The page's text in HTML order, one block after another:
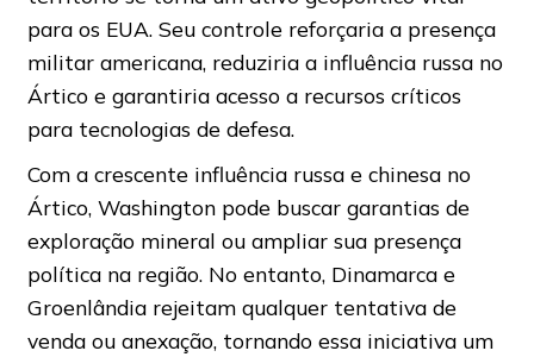
para os EUA. Seu controle reforçaria a presença
militar americana, reduziria a influência russa no
Ártico e garantiria acesso a recursos críticos
para tecnologias de defesa.
Com a crescente influência russa e chinesa no
Ártico, Washington pode buscar garantias de
exploração mineral ou ampliar sua presença
política na região. No entanto, Dinamarca e
Groenlândia rejeitam qualquer tentativa de
venda ou anexação, tornando essa iniciativa um